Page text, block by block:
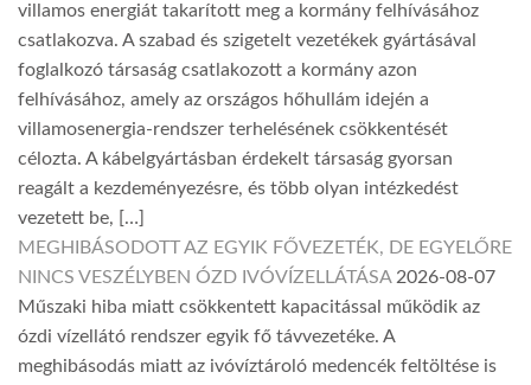
villamos energiát takarított meg a kormány felhívásához
csatlakozva. A szabad és szigetelt vezetékek gyártásával
foglalkozó társaság csatlakozott a kormány azon
felhívásához, amely az országos hőhullám idején a
villamosenergia-rendszer terhelésének csökkentését
célozta. A kábelgyártásban érdekelt társaság gyorsan
reagált a kezdeményezésre, és több olyan intézkedést
vezetett be, […]
MEGHIBÁSODOTT AZ EGYIK FŐVEZETÉK, DE EGYELŐRE
NINCS VESZÉLYBEN ÓZD IVÓVÍZELLÁTÁSA 2026-08-07
Műszaki hiba miatt csökkentett kapacitással működik az
ózdi vízellátó rendszer egyik fő távvezetéke. A
meghibásodás miatt az ivóvíztároló medencék feltöltése is